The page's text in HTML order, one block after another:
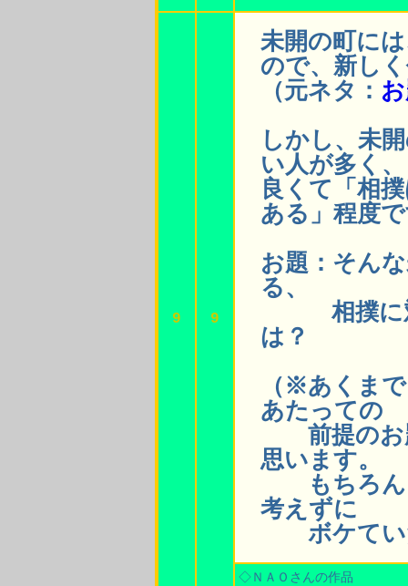
9 9
未開の町に
ので、新し
（元ネタ：
しかし、未
い人が多く、
良くて「相
ある」程度
お題：そん
る、
相撲に対
は？
（※あくま
あたっての
前提のお
思います。
もちろん
考えずに
ボケてい
◇ＮＡＯさんの作品